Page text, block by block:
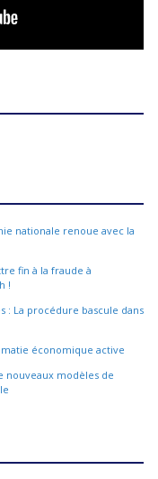
nationale renoue avec la
fin à la fraude à
!
: La procédure bascule dans
économique active
nouveaux modèles de